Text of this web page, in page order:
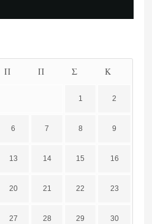
Π Π Σ Κ
1 2
6 7 8 9
13 14 15 16
20 21 22 23
27 28 29 30